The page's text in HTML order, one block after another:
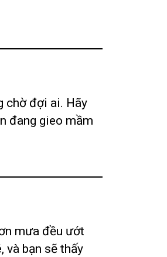
chờ đợi ai. Hãy
đang gieo mầm
mưa đều ướt
và bạn sẽ thấy